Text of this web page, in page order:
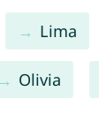
Lima
Olivia